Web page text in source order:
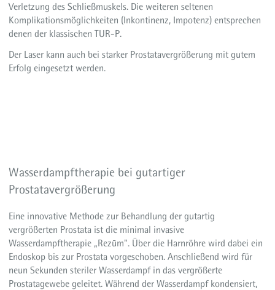
Verletzung des Schließmuskels. Die weiteren seltenen
Komplikationsmöglichkeiten (Inkontinenz, Impotenz) entsprechen
denen der klassischen TUR-P.
Der Laser kann auch bei starker Prostatavergrößerung mit gutem
Erfolg eingesetzt werden.
Wasserdampftherapie bei gutartiger
Prostatavergrößerung
Eine innovative Methode zur Behandlung der gutartig
vergrößerten Prostata ist die minimal invasive
Wasserdampftherapie „Rezūm". Über die Harnröhre wird dabei ein
Endoskop bis zur Prostata vorgeschoben. Anschließend wird für
neun Sekunden steriler Wasserdampf in das vergrößerte
Prostatagewebe geleitet. Während der Wasserdampf kondensiert,